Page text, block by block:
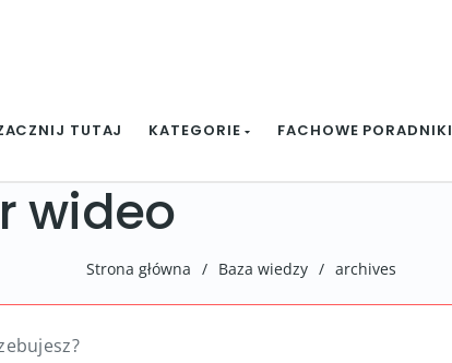
TUTAJ KATEGORIE FACHOWE PORADNIKI
wideo
Strona główna / Baza wiedzy / archives